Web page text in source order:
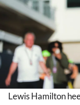
Lewis Hamilton